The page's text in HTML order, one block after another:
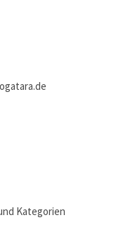
Kategorien